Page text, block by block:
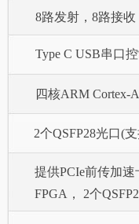
8路发射，8路接收
四核ARM Cortex-
2个QSFP28光口(
提供PCIe前传加速
FPGA， 2个
Type C USB串口